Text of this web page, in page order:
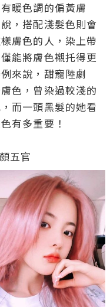
暖色調的偏黃膚
，搭配淺髮色則會
膚色的人，染上帶
能將膚色襯托得更
來說，甜寵陸劇
色，曾染過較淺的
而一頭黑髮的她看
有多重要！